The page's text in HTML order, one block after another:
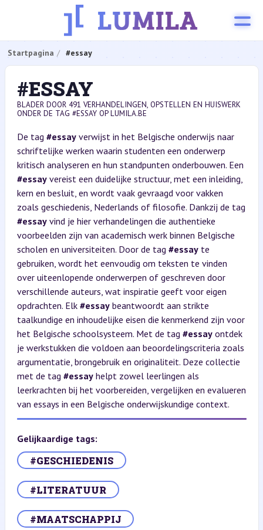
Startpagina #essay
#ESSAY
BLADER DOOR 491 VERHANDELINGEN, OPSTELLEN EN HUISWERK
ONDER DE TAG #ESSAY OP LUMILA.BE
De tag #essayverwijst in het Belgische onderwijs naar
schriftelijke werken waarin studenten een onderwerp
kritisch analyseren en hun standpunten onderbouwen. Een
#essayvereist een duidelijke structuur, met een inleiding,
kern en besluit, en wordt vaak gevraagd voor vakken
zoals geschiedenis, Nederlands of filosofie. Dankzij de tag
#essayvind je hier verhandelingen die authentieke
voorbeelden zijn van academisch werk binnen Belgische
scholen en universiteiten. Door de tag #essayte
gebruiken, wordt het eenvoudig om teksten te vinden
over uiteenlopende onderwerpen of geschreven door
verschillende auteurs, wat inspiratie geeft voor eigen
opdrachten. Elk #essaybeantwoordt aan strikte
taalkundige en inhoudelijke eisen die kenmerkend zijn voor
het Belgische schoolsysteem. Met de tag #essayontdek
je werkstukken die voldoen aan beoordelingscriteria zoals
argumentatie, brongebruik en originaliteit. Deze collectie
met de tag #essayhelpt zowel leerlingen als
leerkrachten bij het voorbereiden, vergelijken en evalueren
van essays in een Belgische onderwijskundige context.
Gelijkaardige tags:
#GESCHIEDENIS
#LITERATUUR
#MAATSCHAPPIJ